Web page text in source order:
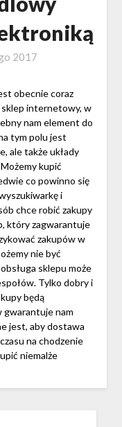
2017
obecnie coraz
sklep internetowy, w
nam element do
tym polu jest
ale także układy
kupić
co powinno się
i
chce robić zakupy
który zagwarantuje
zakupów w
nie być
sklepu może
Tylko dobry i
będą
gwarantuje nam
jest, aby dostawa
na chodzenie
niemalże